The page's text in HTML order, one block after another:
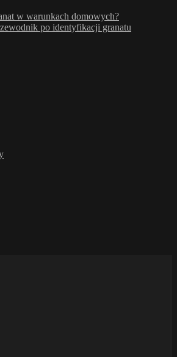
w warunkach domowych?
po identyfikacji granatu